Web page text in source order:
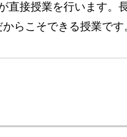
接授業を行います。
らこそできる授業です